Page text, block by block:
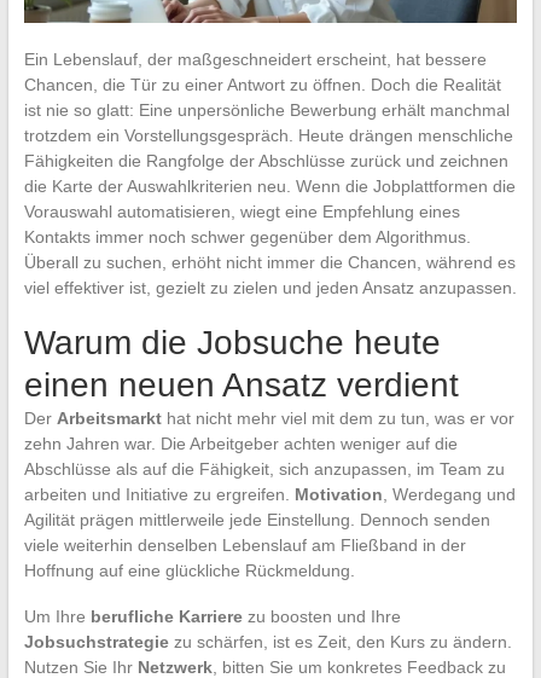
Ein Lebenslauf, der maßgeschneidert erscheint, hat bessere
Chancen, die Tür zu einer Antwort zu öffnen. Doch die Realität
ist nie so glatt: Eine unpersönliche Bewerbung erhält manchmal
trotzdem ein Vorstellungsgespräch. Heute drängen menschliche
Fähigkeiten die Rangfolge der Abschlüsse zurück und zeichnen
die Karte der Auswahlkriterien neu. Wenn die Jobplattformen die
Vorauswahl automatisieren, wiegt eine Empfehlung eines
Kontakts immer noch schwer gegenüber dem Algorithmus.
Überall zu suchen, erhöht nicht immer die Chancen, während es
viel effektiver ist, gezielt zu zielen und jeden Ansatz anzupassen.
Warum die Jobsuche heute
einen neuen Ansatz verdient
Der Arbeitsmarkthat nicht mehr viel mit dem zu tun, was er vor
zehn Jahren war. Die Arbeitgeber achten weniger auf die
Abschlüsse als auf die Fähigkeit, sich anzupassen, im Team zu
arbeiten und Initiative zu ergreifen. Motivation , Werdegang und
Agilität prägen mittlerweile jede Einstellung. Dennoch senden
viele weiterhin denselben Lebenslauf am Fließband in der
Hoffnung auf eine glückliche Rückmeldung.
Um Ihre berufliche Karrierezu boosten und Ihre
Jobsuchstrategiezu schärfen, ist es Zeit, den Kurs zu ändern.
Nutzen Sie Ihr Netzwerk, bitten Sie um konkretes Feedback zu